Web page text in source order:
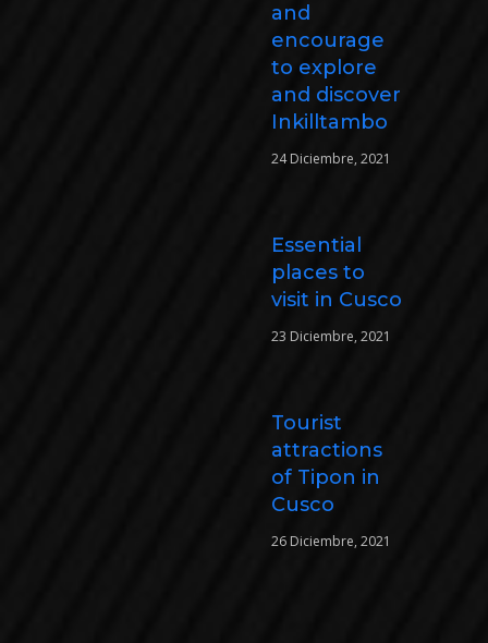
and
encourage
to explore
and discover
Inkilltambo
24 Diciembre, 2021
Essential
places to
visit in Cusco
23 Diciembre, 2021
Tourist
attractions
of Tipon in
Cusco
26 Diciembre, 2021